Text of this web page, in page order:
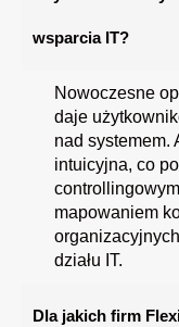
wsparcia IT?
Nowoczesne
daje
nad systemem.
intuicyjna, co
mapowaniem
działu IT.
Dla jakich firm